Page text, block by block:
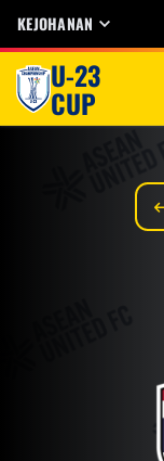
KEJOHANAN
U-23
CUP